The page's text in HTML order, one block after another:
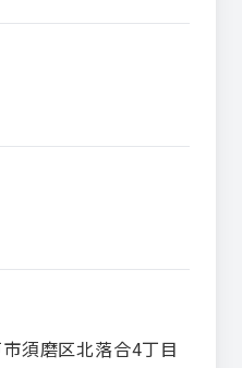
須磨区北落合4丁目